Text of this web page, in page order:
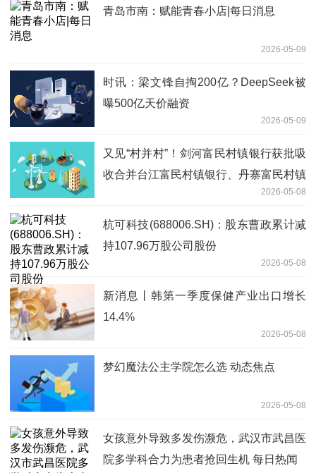
青岛市南：赋能青春小店|每日消息
2026-05-09
时讯：梁文锋自掏200亿？DeepSeek被
曝500亿天价融资
2026-05-09
又见“村并村”！剑河富民村镇银行获批吸
收合并台江富民村镇银行、丹寨富民村镇
2026-05-08
杭可科技(688006.SH)：股东曹政累计减
持107.96万股公司股份
2026-05-08
新消息丨韩第一季度保健产业出口增长
14.4%
2026-05-08
梦幻魔法公主学院怎么选 动态焦点
2026-05-08
女孩意外导致多发伤濒危，武汉市武昌医
院多学科合力为患者抢回生机 每日热闻